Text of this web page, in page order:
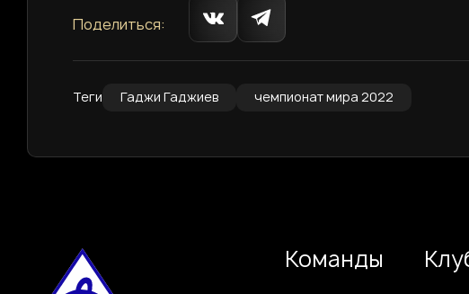
Поделиться:
Теги Гаджи Гаджиев чемпионат мира 2022
Команды